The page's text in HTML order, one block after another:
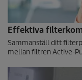
Effektiva
Sammanställ ditt
mellan filtren Active-